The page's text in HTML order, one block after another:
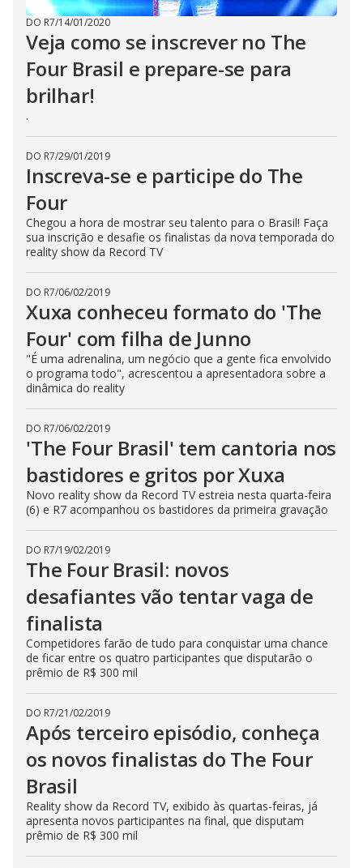
DO R7/14/01/2020
Veja como se inscrever no The
Four Brasil e prepare-se para
brilhar!
.
DO R7/29/01/2019
Inscreva-se e participe do The
Four
Chegou a hora de mostrar seu talento para o Brasil! Faça
sua inscrição e desafie os finalistas da nova temporada do
reality show da Record TV
DO R7/06/02/2019
Xuxa conheceu formato do 'The
Four' com filha de Junno
"É uma adrenalina, um negócio que a gente fica envolvido
o programa todo", acrescentou a apresentadora sobre a
dinâmica do reality
DO R7/06/02/2019
'The Four Brasil' tem cantoria nos
bastidores e gritos por Xuxa
Novo reality show da Record TV estreia nesta quarta-feira
(6) e R7 acompanhou os bastidores da primeira gravação
DO R7/19/02/2019
The Four Brasil: novos
desafiantes vão tentar vaga de
finalista
Competidores farão de tudo para conquistar uma chance
de ficar entre os quatro participantes que disputarão o
prêmio de R$ 300 mil
DO R7/21/02/2019
Após terceiro episódio, conheça
os novos finalistas do The Four
Brasil
Reality show da Record TV, exibido às quartas-feiras, já
apresenta novos participantes na final, que disputam
prêmio de R$ 300 mil